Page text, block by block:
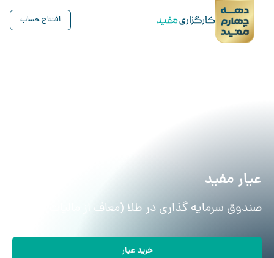
افتتاح حساب
عیار مفید
صندوق سرمایه گذاری در طلا (معاف از مالیات)
خرید عیار